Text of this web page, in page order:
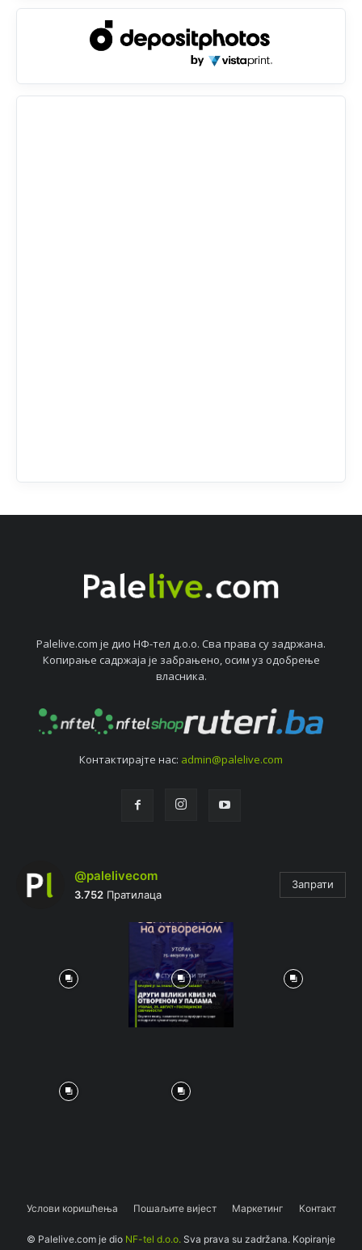
Palelive.com јe дио НФ-тeл д.о.о. Сва права су задржана.
Копирањe садржаја јe забрањeно, осим уз одобрeњe
власника.
Контактирајтe нас: admin@palelive.com
@palelivecom
3.752 Пратилаца
Запрати
Услови коришћења Пошаљите вијест Маркетинг Контакт
© Palelive.com je dio NF-tel d.o.o. Sva prava su zadržana. Kopiranje